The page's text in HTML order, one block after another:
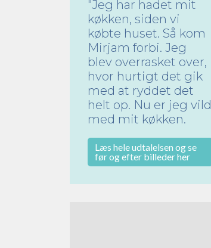
"Jeg har hadet mit
køkken, siden vi
købte huset. Så kom
Mirjam forbi. Jeg
blev overrasket over,
hvor hurtigt det gik
med at ryddet det
helt op. Nu er jeg vild
med mit køkken.
Læs hele udtalelsen og se
før og efter billeder her